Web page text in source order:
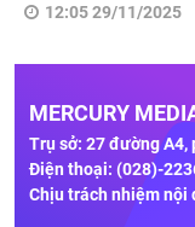
12:05 29/11/2025
MERCURY
Trụ sở: 27 đường A4,
Điện thoại: (028)-
Chịu trách nhiệm nội